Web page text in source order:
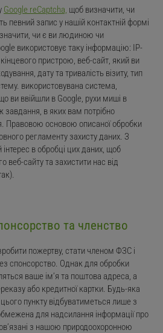
Google reCaptcha, щоб визначити, чи
певний запис у нашій контактній формі
чи є ви людиною чи
використовує таку інформацію: IP-
пристрою, веб-сайт, який ви
дату та тривалість візиту, тип
використовувана система,
ви ввійшли в Google, рухи миші в
завдання, в яких вам потрібно
Правовою основою описаної обробки
регламенту захисту даних. З
в обробці цих даних, щоб
веб-сайту та захистити нас від
та членство
пожертву, стати членом ФЗС і
спонсорство. Однак для обробки
ваше ім’я та поштова адреса, а
або кредитної картки. Будь-яка
пункту відбуватиметься лише з
для надсилання інформації про
з нашою природоохоронною